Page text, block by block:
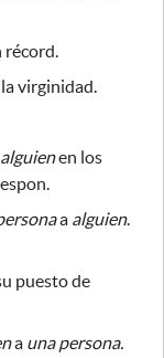
récord.
virginidad.
alguienen los
a alguien.
puesto de
a una persona.